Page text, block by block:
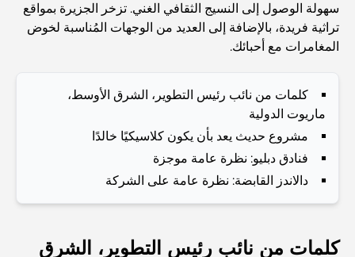
أفضل المقاهي في دبي بإطلالة خلابة: مزيج مثالي من المذاق
الرائع والمناظر الطبيعية الساحرة
مطاعم بإطلالة على برج العرب: تجربة طعام استثنائية في دبي
دليل شامل لأندية شاطئ نخلة جميرا لعام 2026
المطاعم الإيطالية في وسط مدينة دبي: تذوق إيطاليا في قلب
المدينة
أفضل 7 نوادي رياضية في دبي هيلز: اللياقة البدنية في أبهى
سهولة الوصول إلى النسيج الثقافي الغني. تزخر الجزيرة بمواقع
تراثية فريدة، بالإضافة إلى العديد من الوجهات المُناسبة لخوض
المغامرات مع أحبائك.
كلمات من نائب رئيس التطوير، الشرق الأوسط،
ماريوت الدولية
مشروع حديث يعد بأن يكون كلاسيكيًا خالدًا
فنادق دبليو: نظرة عامة موجزة
دالاندز القابضة: نظرة عامة على الشركة
كلمات من نائب رئيس التطوير، الشرق